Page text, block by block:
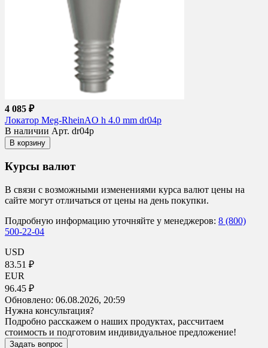
4 085 ₽
Локатор Meg-RheinAO h 4.0 mm dr04p
В наличии Арт. dr04p
В корзину
Курсы валют
В связи с возможными изменениями курса валют цены на
сайте могут отличаться от цены на день покупки.
Подробную информацию уточняйте у менеджеров: 8 (800)
500-22-04
USD
83.51 ₽
EUR
96.45 ₽
Обновлено: 06.08.2026, 20:59
Нужна консультация?
Подробно расскажем о наших продуктах, рассчитаем
стоимость и подготовим индивидуальное предложение!
Задать вопрос